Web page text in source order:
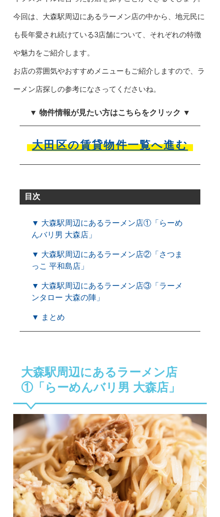
今回は、大森駅周辺にあるラーメン店の中から、地元民に
も長年愛され続けている3店舗について、それぞれの特徴
や魅力をご紹介します。
お店の雰囲気やおすすめメニューもご紹介しますので、ラ
ーメン店探しの参考になさってくださいね。
▼ 物件情報が見たい方はこちらをクリック ▼
大田区の賃貸物件一覧へ進む
目次
▼ 大森駅周辺にあるラーメン店①「らーめ
んバリ男 大森店」
▼ 大森駅周辺にあるラーメン店②「さつま
っこ 平和島店」
▼ 大森駅周辺にあるラーメン店③「ラーメ
ンタロー 大森の陣」
▼ まとめ
大森駅周辺にあるラーメン店
①「らーめんバリ男 大森店」